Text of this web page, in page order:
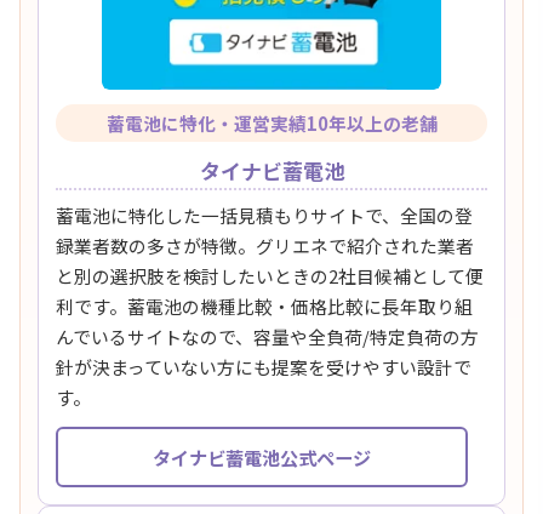
蓄電池に特化・運営実績10年以上の老舗
タイナビ蓄電池
蓄電池に特化した一括見積もりサイトで、全国の登
録業者数の多さが特徴。グリエネで紹介された業者
と別の選択肢を検討したいときの2社目候補として便
利です。蓄電池の機種比較・価格比較に長年取り組
んでいるサイトなので、容量や全負荷/特定負荷の方
針が決まっていない方にも提案を受けやすい設計で
す。
タイナビ蓄電池公式ページ